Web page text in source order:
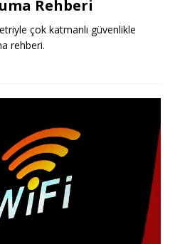
Rehberi
çok katmanlı güvenlikle
rehberi.